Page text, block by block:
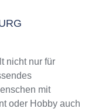
nicht nur für
mit
oder Hobby auch